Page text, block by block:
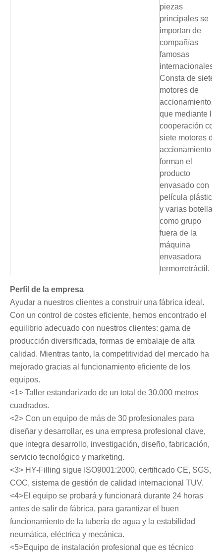
piezas
principales se
importan de
compañías
famosas
internacionales.
Consta de siete
motores de
accionamiento,
que mediante la
cooperación con
siete motores de
accionamiento
forman el
producto
envasado con
película plástica
y varias botellas
como grupo
fuera de la
máquina
envasadora
termorretráctil.
Perfil de la empresa
Ayudar a nuestros clientes a construir una fábrica ideal.
Con un control de costes eficiente, hemos encontrado el
equilibrio adecuado con nuestros clientes: gama de
producción diversificada, formas de embalaje de alta
calidad. Mientras tanto, la competitividad del mercado ha
mejorado gracias al funcionamiento eficiente de los
equipos.
<1> Taller estandarizado de un total de 30.000 metros
cuadrados.
<2> Con un equipo de más de 30 profesionales para
diseñar y desarrollar, es una empresa profesional clave,
que integra desarrollo, investigación, diseño, fabricación,
servicio tecnológico y marketing.
<3> HY-Filling sigue ISO9001:2000, certificado CE, SGS,
COC, sistema de gestión de calidad internacional TUV.
<4>El equipo se probará y funcionará durante 24 horas
antes de salir de fábrica, para garantizar el buen
funcionamiento de la tubería de agua y la estabilidad
neumática, eléctrica y mecánica.
<5>Equipo de instalación profesional que es técnico